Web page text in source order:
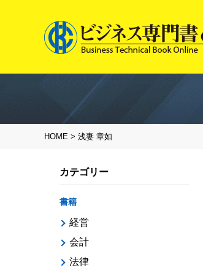
HOME > 浅妻 章如
カテゴリー
書籍
経営
会計
法律